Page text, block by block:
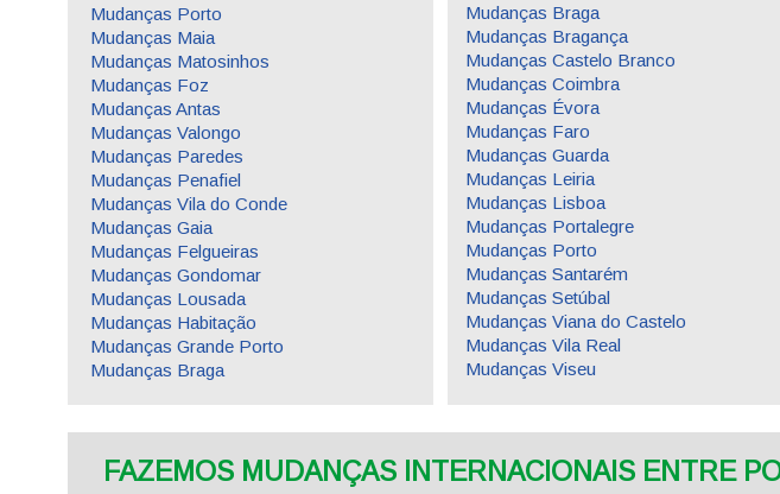
Mudanças Porto
Mudanças Maia
Mudanças Matosinhos
Mudanças Foz
Mudanças Antas
Mudanças Valongo
Mudanças Paredes
Mudanças Penafiel
Mudanças Vila do Conde
Mudanças Gaia
Mudanças Felgueiras
Mudanças Gondomar
Mudanças Lousada
Mudanças Habitação
Mudanças Grande Porto
Mudanças Braga
Mudanças Braga
Mudanças Bragança
Mudanças Castelo Branco
Mudanças Coimbra
Mudanças Évora
Mudanças Faro
Mudanças Guarda
Mudanças Leiria
Mudanças Lisboa
Mudanças Portalegre
Mudanças Porto
Mudanças Santarém
Mudanças Setúbal
Mudanças Viana do Castelo
Mudanças Vila Real
Mudanças Viseu
FAZEMOS MUDANÇAS INTERNACIONAIS ENTRE